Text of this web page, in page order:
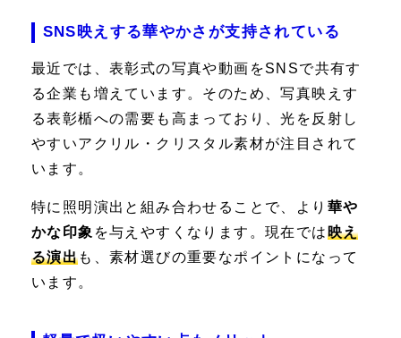
SNS映えする華やかさが支持されている
最近では、表彰式の写真や動画をSNSで共有す
る企業も増えています。そのため、写真映えす
る表彰楯への需要も高まっており、光を反射し
やすいアクリル・クリスタル素材が注目されて
います。
特に照明演出と組み合わせることで、より 華や
かな印象 を与えやすくなります。現在では映え
る演出も、素材選びの重要なポイントになって
います。